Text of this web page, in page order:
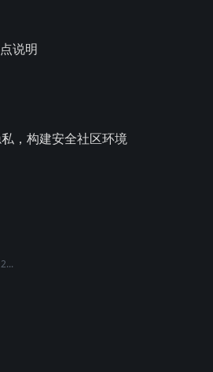
说明
，构建安全社区环境